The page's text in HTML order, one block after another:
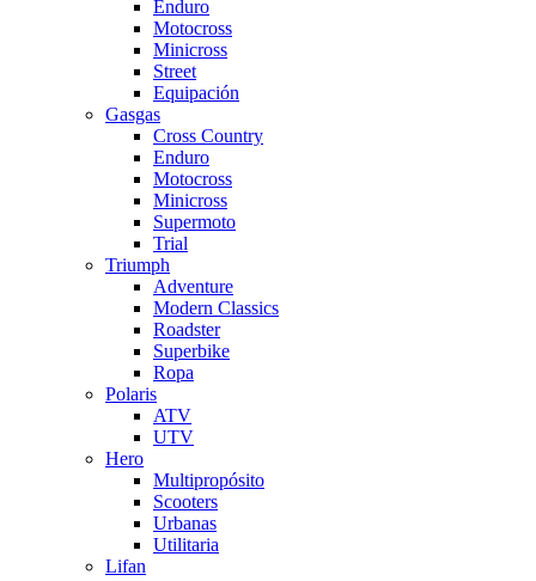
Enduro
Motocross
Minicross
Street
Equipación
Gasgas
Cross Country
Enduro
Motocross
Minicross
Supermoto
Trial
Triumph
Adventure
Modern Classics
Roadster
Superbike
Ropa
Polaris
ATV
UTV
Hero
Multipropósito
Scooters
Urbanas
Utilitaria
Lifan